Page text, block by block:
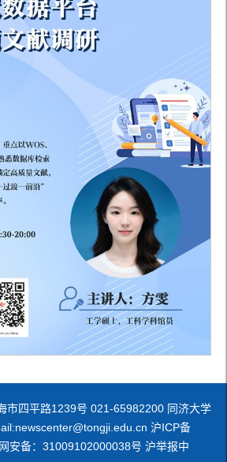
市四平路1239号 021-65982200 同济大学
沪ICP备
安备：31009102000038号 沪举报中